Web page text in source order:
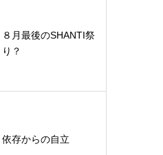
８月最後のSHANTI祭
り？
依存からの自立